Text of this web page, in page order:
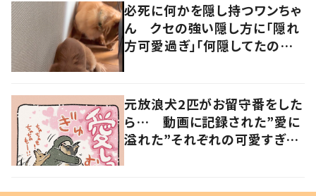
必死に何かを隠し持つワンちゃ
ん クセの強い隠し方に「隠れ
方可愛過ぎ」「何隠してたのか
元放浪犬2匹がお留守番をした
ら… 動画に記録された”愛に
溢れた”それぞれの可愛すぎる